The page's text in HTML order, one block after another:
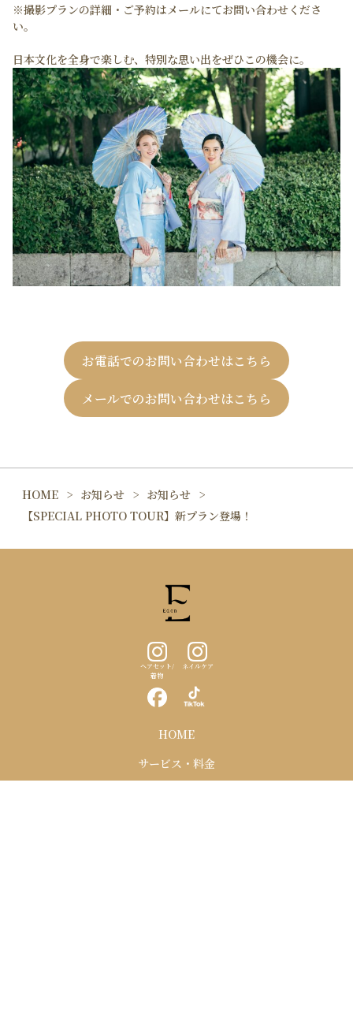
※撮影プランの詳細・ご予約はメールにてお問い合わせくださ
い。
日本文化を全身で楽しむ、特別な思い出をぜひこの機会に。
お電話でのお問い合わせはこちら
メールでのお問い合わせはこちら
HOME お知らせ
お知らせ
【SPECIAL PHOTO TOUR】新プラン登場！
ヘアセット/
着物
ネイルケア
HOME
サービス・料金